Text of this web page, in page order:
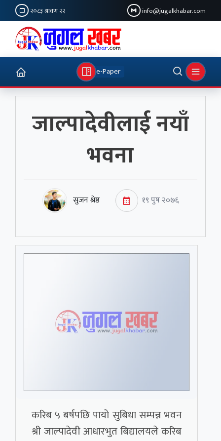
२०८३ श्रावण २२ info@jugalkhabar.com
e-Paper
जाल्पादेवीलाई नयाँ
भवना
सुजन श्रेष्ठ १९ पुष २०७६
करिब ५ बर्षपछि पायो सुबिधा सम्पन्न भवन
श्री जाल्पादेवी आधारभुत बिद्यालयले करिब